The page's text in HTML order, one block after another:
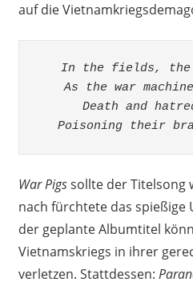
auf die
In the fields, the
As the war
Death and
Poisoning their
War Pigssollte der Titelsong
nach fürchtete das spießige
der geplante Albumtitel
Vietnamskriegs in ihrer
verletzen. Stattdessen: